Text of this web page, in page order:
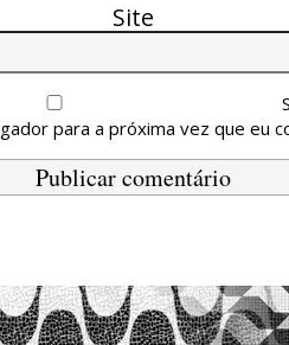
Site
para a próxima vez que eu